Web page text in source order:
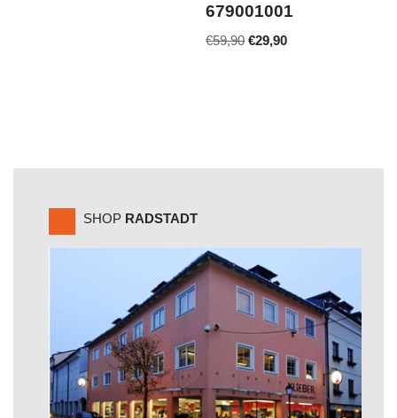
679001001
€59,90 €29,90
SHOP RADSTADT